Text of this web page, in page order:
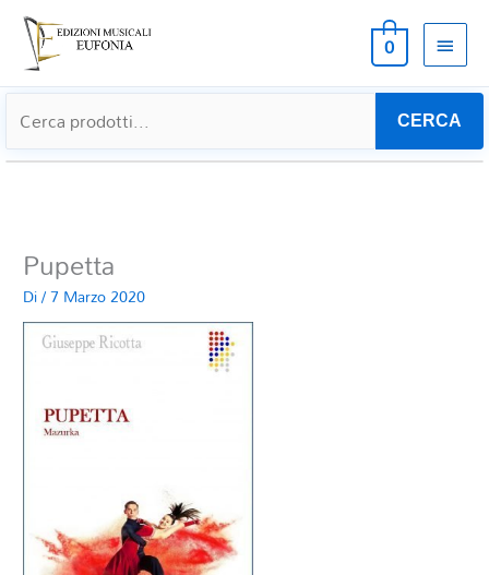
0
CERCA
Pupetta
Di/7 Marzo 2020